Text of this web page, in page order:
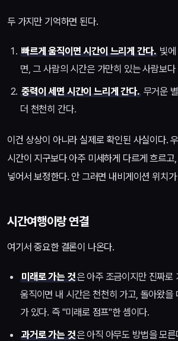
두 가지만 기억하면 된다.
빠르게 움직이면 시간이 느리게 간다. 빛
면, 그 사람의 시간은 가만히 있는 사람보
중력이 세면 시간이 느리게 간다.무거운
더 천천히 간다.
이건 상상이 아니라 실제로 확인된 사실이다.
시간이 지구보다 아주 미세하게 다르게 흐르
넣어서 보정한다. 안 그러면 내비게이션 위치
시간여행이랑 연결
여기서 중요한 결론이 나온다.
미래로 가는 것은 아주 조금이지만 진짜로
움직이면 내 시간은 천천히 가고, 돌아왔을
가 있다. 즉 "미래로 점프"한 셈이다.
과거로 가는 것은 아직 아무도 방법을 모